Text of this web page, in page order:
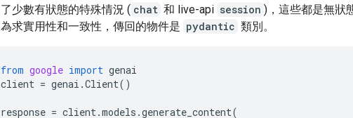
了少數有狀態的特殊情況 ( chat 和 live-api session )，這些都是無狀
為求實用性和一致性，傳回的物件是 pydantic 類別。
from google import genai
client = genai .Client()
response = client.models .generate_content(